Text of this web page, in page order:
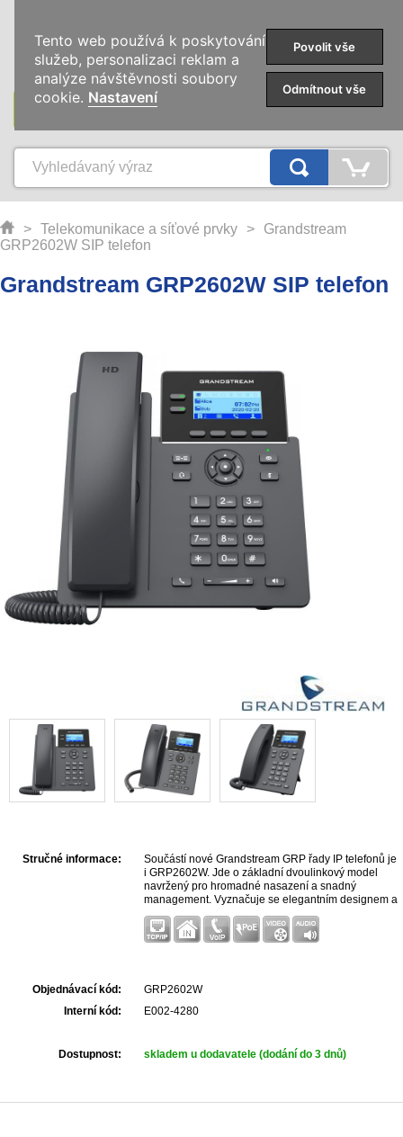
KATEGORIE
> Telekomunikace a síťové prvky >
Grandstream
GRP2602W SIP telefon
Grandstream GRP2602W SIP telefon
Stručné informace:
Součástí nové Grandstream GRP řady IP telefonů je
i GRP2602W. Jde o základní dvoulinkový model
navržený pro hromadné nasazení a snadný
management. Vyznačuje se elegantním designem a
sadou funkcí nové generace, včetně dualband WiFI,
5 cestné audiokonfer...
Objednávací kód:
GRP2602W
Interní kód:
E002-4280
Dostupnost: skladem u dodavatele (dodání do 3 dnů)
Tento web používá k poskytování
služeb, personalizaci reklam a
analýze návštěvnosti soubory
cookie. Nastavení
Povolit vše
Odmítnout vše